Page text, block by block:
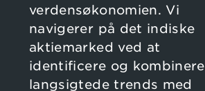
verdensøkonomien. Vi
navigerer på det indiske
aktiemarked ved at
identificere og kombinere
langsigtede trends med